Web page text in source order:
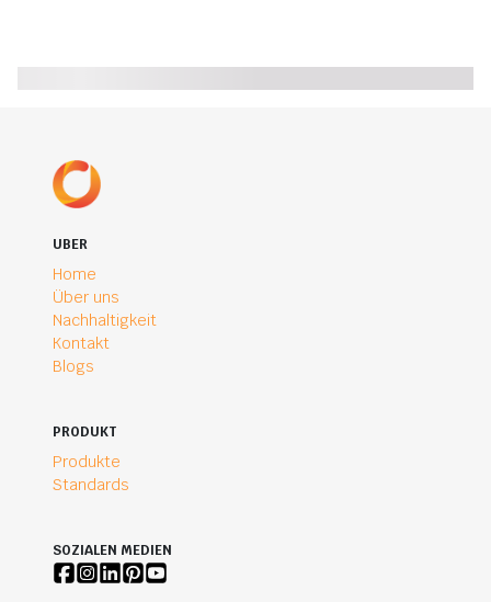
UBER
Home
Über uns
Nachhaltigkeit
Kontakt
Blogs
PRODUKT
Produkte
Standards
SOZIALEN MEDIEN